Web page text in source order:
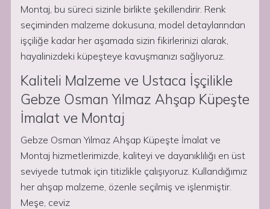
Montaj, bu süreci sizinle birlikte şekillendirir. Renk
seçiminden malzeme dokusuna, model detaylarından
işçiliğe kadar her aşamada sizin fikirlerinizi alarak,
hayalinizdeki küpeşteye kavuşmanızı sağlıyoruz.
Kaliteli Malzeme ve Ustaca İşçilikle
Gebze Osman Yılmaz Ahşap Küpeşte
İmalat ve Montaj
Gebze Osman Yılmaz Ahşap Küpeşte İmalat ve
Montaj hizmetlerimizde, kaliteyi ve dayanıklılığı en üst
seviyede tutmak için titizlikle çalışıyoruz. Kullandığımız
her ahşap malzeme, özenle seçilmiş ve işlenmiştir.
Meşe, ceviz